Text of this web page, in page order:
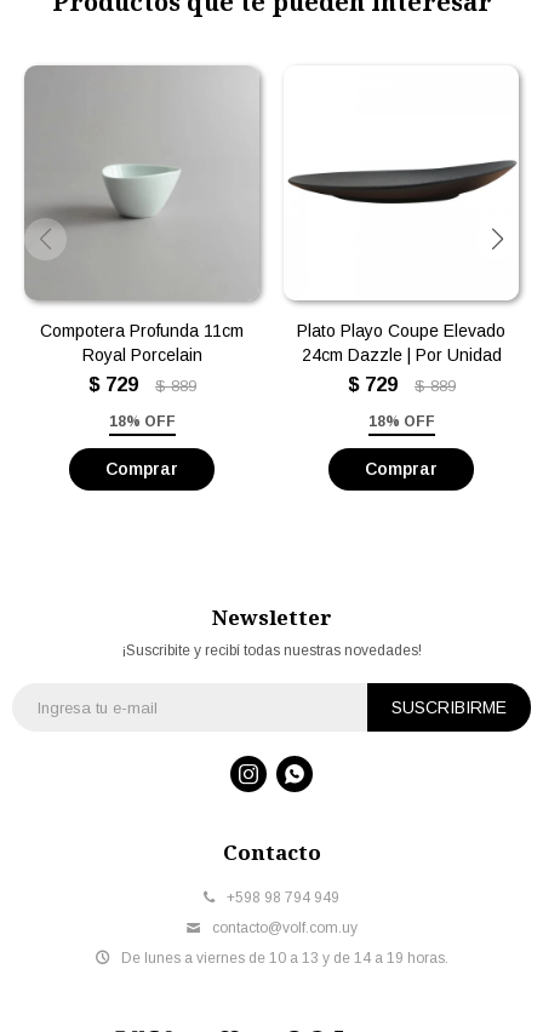
Compotera Profunda 11cm
Royal Porcelain
$ 729 $ 889
18% OFF
Plato Playo Coupe Elevado
24cm Dazzle | Por Unidad
$ 729 $ 889
18% OFF
Contacto
+598 98 794 949
contacto@volf.com.uy
De lunes a viernes de 10 a 13 y de 14 a 19 horas.
Newsletter
¡Suscribite y recibí todas nuestras novedades!
SUSCRIBIRME
 